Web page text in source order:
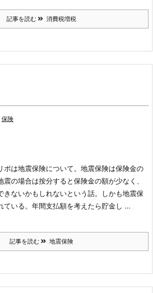
記事を読む 消費税増税
保険
ポは地震保険について。地震保険は保険金の
震の場合は按分すると保険金の額が少なく、
きないかもしれないという話。しかも地震保
ている。年間支払額を考えたら貯金し ...
記事を読む 地震保険